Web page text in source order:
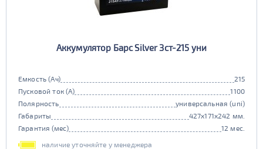
Аккумулятор Барс Silver 3ст-215 уни
Емкость (Ач)
215
Пусковой ток (А)
1100
Полярность
универсальная (uni)
Габариты
427x171x242 мм.
Гарантия (мес)
12 мес.
наличие уточняйте у менеджера